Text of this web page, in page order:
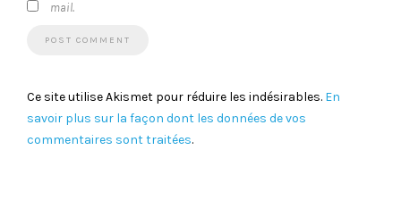
mail.
Ce site utilise Akismet pour réduire les indésirables. En
savoir plus sur la façon dont les données de vos
commentaires sont traitées.